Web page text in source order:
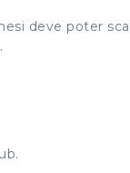
deve poter